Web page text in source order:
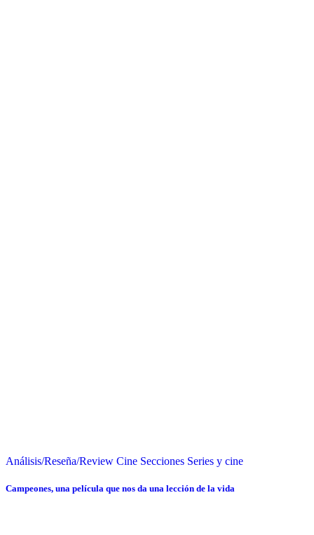
Análisis/Reseña/Review Cine Secciones Series y cine
Campeones, una película que nos da una lección de la vida